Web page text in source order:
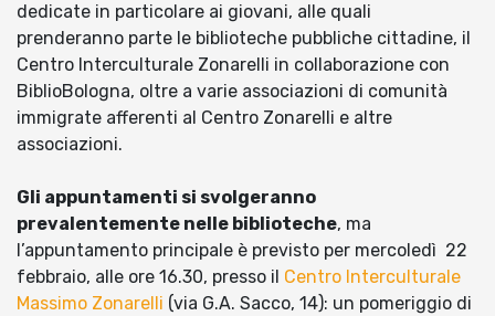
dedicate in particolare ai giovani, alle quali
prenderanno parte le biblioteche pubbliche cittadine, il
Centro Interculturale Zonarelli in collaborazione con
BiblioBologna, oltre a varie associazioni di comunità
immigrate afferenti al Centro Zonarelli e altre
associazioni.
Gli appuntamenti si svolgeranno
prevalentemente nelle biblioteche, ma
l’appuntamento principale è previsto per mercoledì 22
febbraio, alle ore 16.30, presso il Centro Interculturale
Massimo Zonarelli (via G.A. Sacco, 14): un pomeriggio di